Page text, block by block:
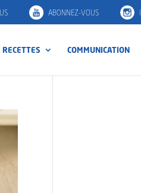
ABONNEZ-VOUS
RECETTES COMMUNICATION